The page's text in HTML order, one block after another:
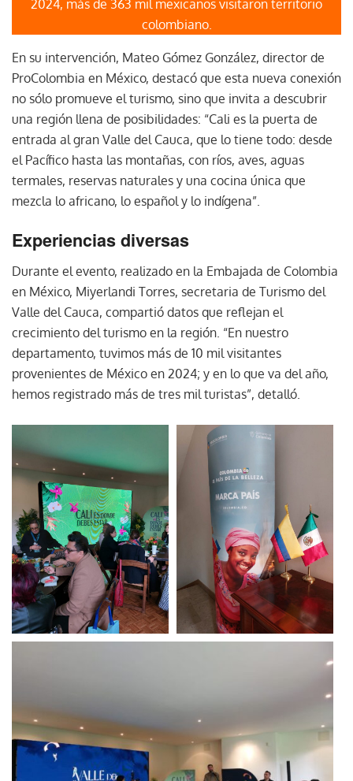
2024, más de 363 mil mexicanos visitaron territorio
colombiano.
En su intervención, Mateo Gómez González, director de
ProColombia en México, destacó que esta nueva conexión
no sólo promueve el turismo, sino que invita a descubrir
una región llena de posibilidades: “Cali es la puerta de
entrada al gran Valle del Cauca, que lo tiene todo: desde
el Pacífico hasta las montañas, con ríos, aves, aguas
termales, reservas naturales y una cocina única que
mezcla lo africano, lo español y lo indígena”.
Experiencias diversas
Durante el evento, realizado en la Embajada de Colombia
en México, Miyerlandi Torres, secretaria de Turismo del
Valle del Cauca, compartió datos que reflejan el
crecimiento del turismo en la región. “En nuestro
departamento, tuvimos más de 10 mil visitantes
provenientes de México en 2024; y en lo que va del año,
hemos registrado más de tres mil turistas”, detalló.